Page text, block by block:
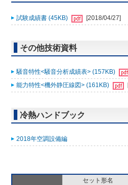
試験成績書 (45KB) [2018/04/27]
その他技術資料
騒音特性<騒音分析成績表> (157KB)
能力特性<機外静圧線図> (161KB)
冷熱ハンドブック
2018年空調設備編
セット形名